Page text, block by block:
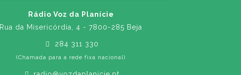
Rádio Voz da Planície
Rua da Misericórdia, 4 - 7800-285 Beja
284 311 330
(Chamada para a rede fixa nacional)